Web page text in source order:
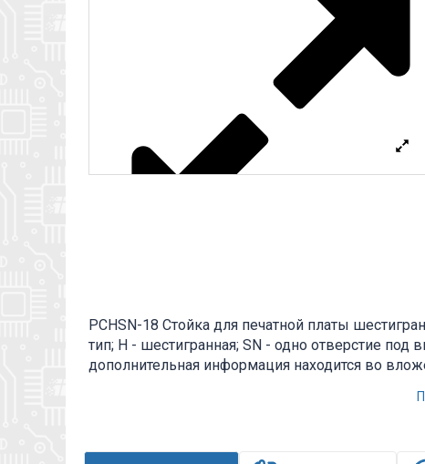
PCHSN-18 Стойка для печатной платы
тип; H - шестигранная; SN - одно отверстие под
дополнительная информация находится во
дополнительная информация находится во